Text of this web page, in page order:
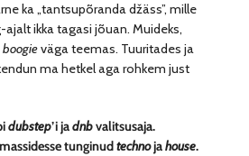
ka „tantsupõranda džäss”, mille
ikka tagasi jõuan. Muideks,
boogieväga teemas. Tuuritades ja
ma hetkel aga rohkem just
dubstep’i jadnbvalitsusaja.
tunginudtechnojahouse.